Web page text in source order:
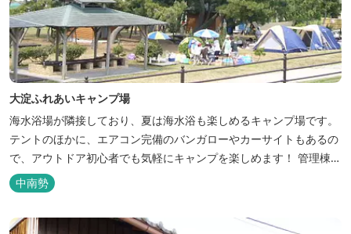
大淀ふれあいキャンプ場
海水浴場が隣接しており、夏は海水浴も楽しめるキャンプ場です。
テントのほかに、エアコン完備のバンガローやカーサイトもあるの
で、アウトドア初心者でも気軽にキャンプを楽しめます！ 管理棟、
水道、冷水シャワー、温水シャワー（有料）、共同休憩所、炊事
場、水洗トイレ、毛布（有料）、駐車場（宿泊の場合は無料、デイ
中南勢